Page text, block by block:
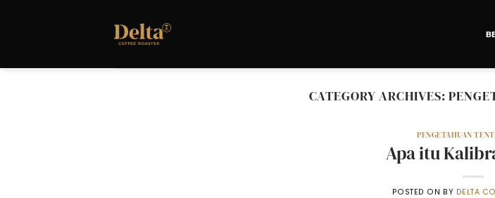
CATEGORY ARCHIVES:
PENGETAHUAN
Apa itu
POSTED ON BY DELTA